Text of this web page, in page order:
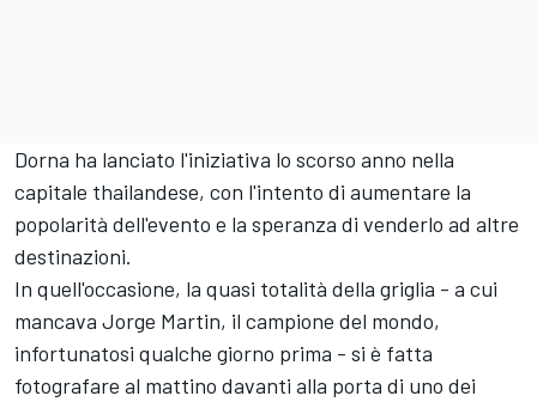
Dorna ha lanciato l'iniziativa lo scorso anno nella
capitale thailandese, con l'intento di aumentare la
popolarità dell'evento e la speranza di venderlo ad altre
destinazioni.
In quell'occasione, la quasi totalità della griglia - a cui
mancava Jorge Martin, il campione del mondo,
infortunatosi qualche giorno prima - si è fatta
fotografare al mattino davanti alla porta di uno dei